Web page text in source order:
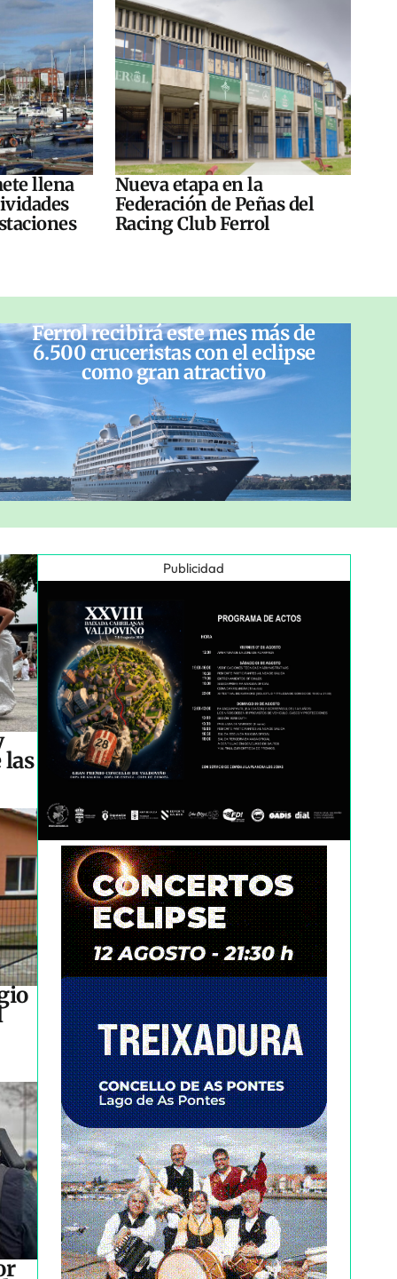
llena
Nueva etapa en la
Federación de Peñas del
Racing Club Ferrol
Ferrol recibirá este mes más de
6.500 cruceristas con el eclipse
como gran atractivo
las
Publicidad